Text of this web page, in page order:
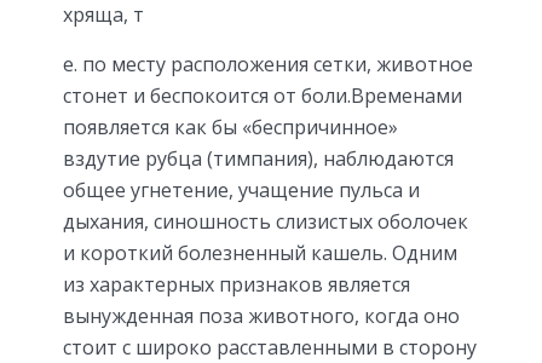
хряща, т
е. по месту расположения сетки, животное
стонет и беспокоится от боли.Временами
появляется как бы «беспричинное»
вздутие рубца (тимпания), наблюдаются
общее угнетение, учащение пульса и
дыхания, синошность слизистых оболочек
и короткий болезненный кашель. Одним
из характерных признаков является
вынужденная поза животного, когда оно
стоит с широко расставленными в сторону